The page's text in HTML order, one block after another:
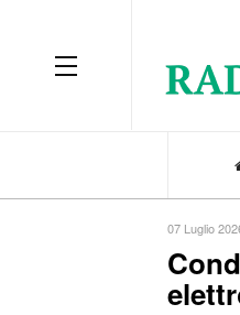
OFF CANVAS
07 Luglio